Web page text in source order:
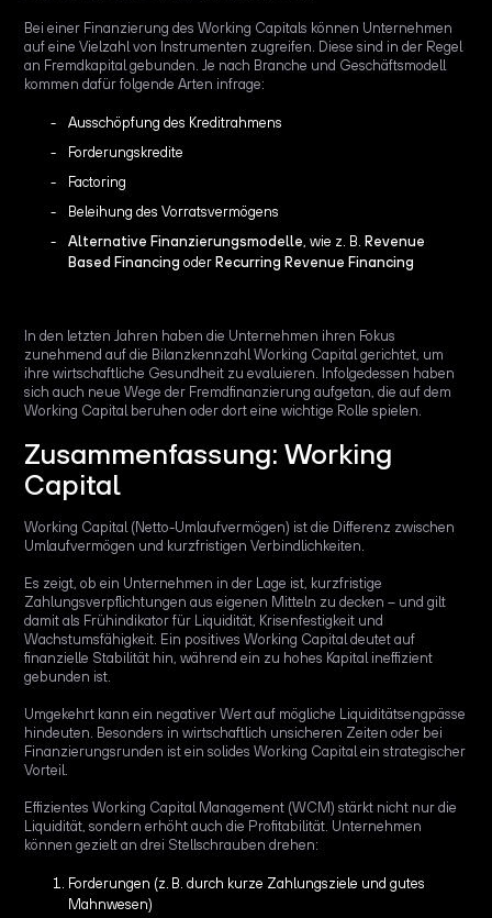
Bei einer Finanzierung des Working Capitals können Unternehmen
auf eine Vielzahl von Instrumenten zugreifen. Diese sind in der Regel
an Fremdkapital gebunden. Je nach Branche und Geschäftsmodell
kommen dafür folgende Arten infrage:
Ausschöpfung des Kreditrahmens
Forderungskredite
Factoring
Beleihung des Vorratsvermögens
Alternative Finanzierungsmodelle, wie z. B.Revenue
Based Financing oderRecurring Revenue Financing
In den letzten Jahren haben die Unternehmen ihren Fokus
zunehmend auf die Bilanzkennzahl Working Capital gerichtet, um
ihre wirtschaftliche Gesundheit zu evaluieren. Infolgedessen haben
sich auch neue Wege der Fremdfinanzierung aufgetan, die auf dem
Working Capital beruhen oder dort eine wichtige Rolle spielen.
Zusammenfassung: Working
Capital
Working Capital (Netto-Umlaufvermögen) ist die Differenz zwischen
Umlaufvermögen und kurzfristigen Verbindlichkeiten.
Es zeigt, ob ein Unternehmen in der Lage ist, kurzfristige
Zahlungsverpflichtungen aus eigenen Mitteln zu decken – und gilt
damit als Frühindikator für Liquidität, Krisenfestigkeit und
Wachstumsfähigkeit. Ein positives Working Capital deutet auf
finanzielle Stabilität hin, während ein zu hohes Kapital ineffizient
gebunden ist.
Umgekehrt kann ein negativer Wert auf mögliche Liquiditätsengpässe
hindeuten. Besonders in wirtschaftlich unsicheren Zeiten oder bei
Finanzierungsrunden ist ein solides Working Capital ein strategischer
Vorteil.
Effizientes Working Capital Management (WCM) stärkt nicht nur die
Liquidität, sondern erhöht auch die Profitabilität. Unternehmen
können gezielt an drei Stellschrauben drehen:
Forderungen (z. B. durch kurze Zahlungsziele und gutes
Mahnwesen)